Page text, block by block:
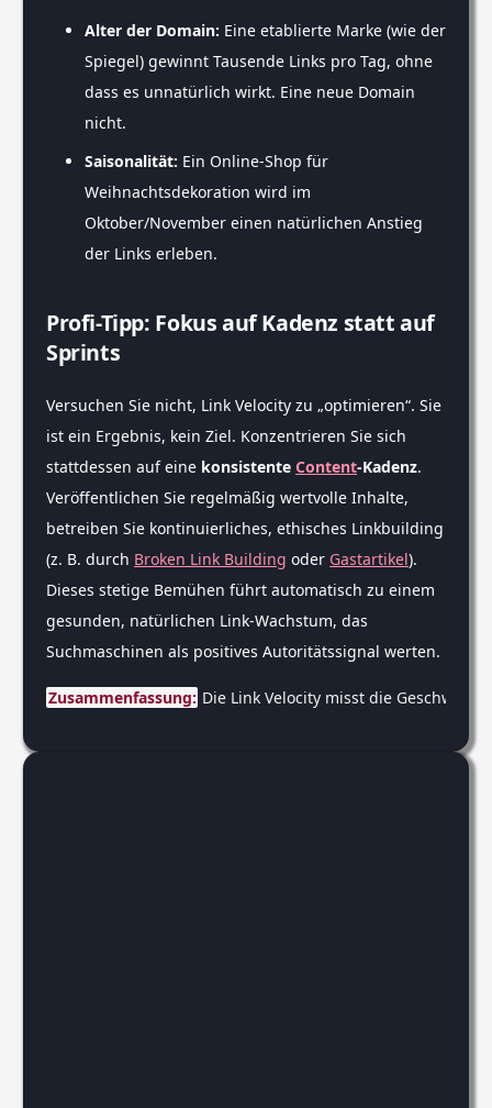
Alter der Domain: Eine etablierte Marke (wie der
Spiegel) gewinnt Tausende Links pro Tag, ohne
dass es unnatürlich wirkt. Eine neue Domain
nicht.
Saisonalität: Ein Online-Shop für
Weihnachtsdekoration wird im
Oktober/November einen natürlichen Anstieg
der Links erleben.
Profi-Tipp: Fokus auf Kadenz statt auf
Sprints
Versuchen Sie nicht, Link Velocity zu „optimieren“. Sie
ist ein Ergebnis, kein Ziel. Konzentrieren Sie sich
stattdessen auf eine konsistente Content-Kadenz.
Veröffentlichen Sie regelmäßig wertvolle Inhalte,
betreiben Sie kontinuierliches, ethisches Linkbuilding
(z. B. durch Broken Link Building oder Gastartikel).
Dieses stetige Bemühen führt automatisch zu einem
gesunden, natürlichen Link-Wachstum, das
Suchmaschinen als positives Autoritätssignal werten.
Zusammenfassung: Die Link Velocity misst die